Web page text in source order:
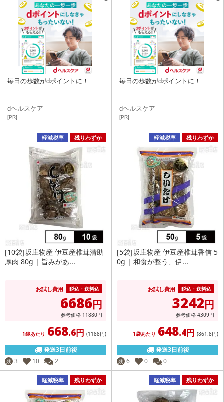
毎日の歩数がdポイントに！
dヘルスケア
[PR]
毎日の歩数がdポイントに！
dヘルスケア
[PR]
軽減税率 残りわずか
[10袋]坂庄物産 伊豆産椎茸清助
厚肉 80g | 旨みがあ...
お試し費用 税込・送料込
6686円
参考価格 11880円
1袋あたり 668.6円 (1188円)
発送3日前後
残 3 10 2
軽減税率 残りわずか
[5袋]坂庄物産 伊豆産椎茸香信 5
0g | 和食が整う、伊...
お試し費用 税込・送料込
3242円
参考価格 4309円
1袋あたり 648.4円 (861.8円)
発送3日前後
残 6 0 0
軽減税率 残りわずか 軽減税率 残りわずか